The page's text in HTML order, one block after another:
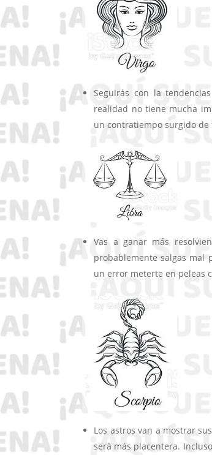
Seguirás con la
realidad no tiene mucha
un contratiempo surgido de
Vas a ganar más
probablemente salgas mal
un error meterte en peleas
Los astros van a mostrar
será más placentera.